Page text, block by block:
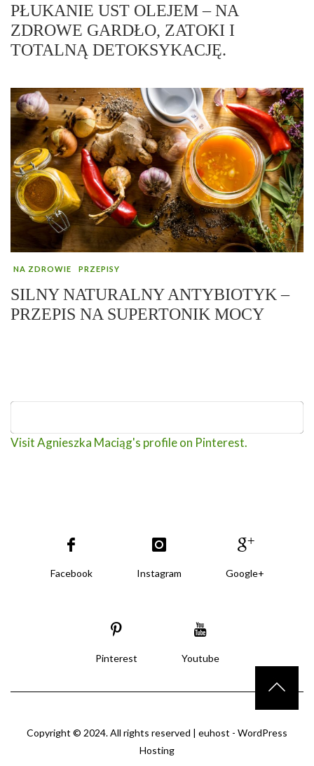
PŁUKANIE UST OLEJEM – NA
ZDROWE GARDŁO, ZATOKI I
TOTALNĄ DETOKSYKACJĘ.
NA ZDROWIE PRZEPISY
SILNY NATURALNY ANTYBIOTYK –
PRZEPIS NA SUPERTONIK MOCY
Visit Agnieszka Maciąg's profile on Pinterest.
Facebook Instagram Google+
Pinterest Youtube
Copyright © 2024. All rights reserved | euhost - WordPress
Hosting